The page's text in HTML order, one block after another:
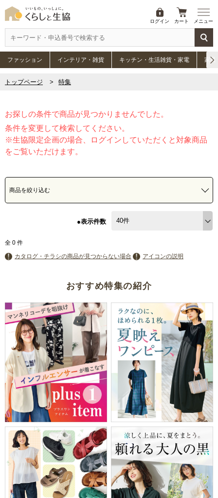
ログイン カート メニュー
ファッション インテリア・雑貨 キッチン・生活雑貨・家電 家具
トップページ 特集
お探しの条件で商品が見つかりませんでした。
条件を変更して検索してください。
※生協限定企画の場合、ログインしていただくと対象商品
をご覧いただけます。
商品を絞り込む
●表示件数
全 0 件
カタログ・チラシの商品が見つからない場合
アイコンの説明
おすすめ特集の紹介